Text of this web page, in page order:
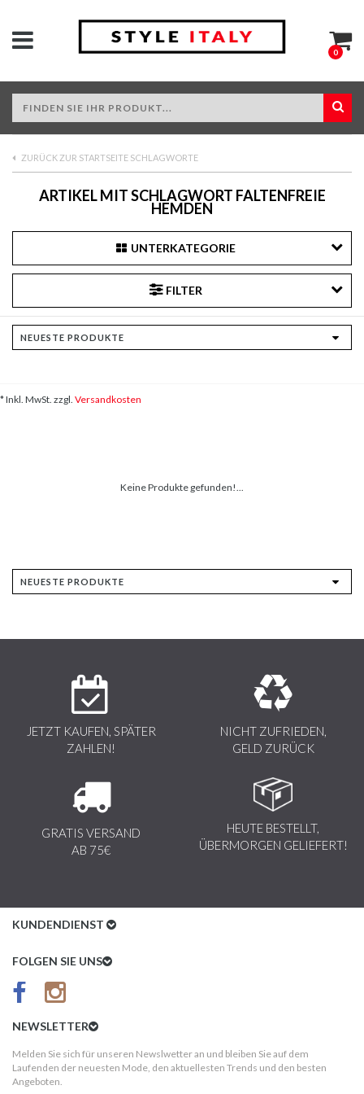
0
ZURÜCK ZUR STARTSEITE SCHLAGWORTE
ARTIKEL MIT SCHLAGWORT FALTENFREIE
HEMDEN
UNTERKATEGORIE
FILTER
* Inkl. MwSt. zzgl. Versandkosten
Keine Produkte gefunden!...
JETZT KAUFEN, SPÄTER
ZAHLEN!
NICHT ZUFRIEDEN,
GELD ZURÜCK
GRATIS VERSAND
AB 75€
HEUTE BESTELLT,
ÜBERMORGEN GELIEFERT!
KUNDENDIENST
Kundenservice
AGB
Kundeninformationen
FOLGEN SIE UNS
NEWSLETTER
Melden Sie sich für unseren Newslwetter an und bleiben Sie auf dem
Laufenden der neuesten Mode, den aktuellesten Trends und den besten
Angeboten.